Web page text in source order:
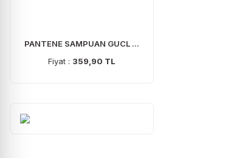
PANTENE SAMPUAN GUCL ...
Fiyat : 359,90 TL